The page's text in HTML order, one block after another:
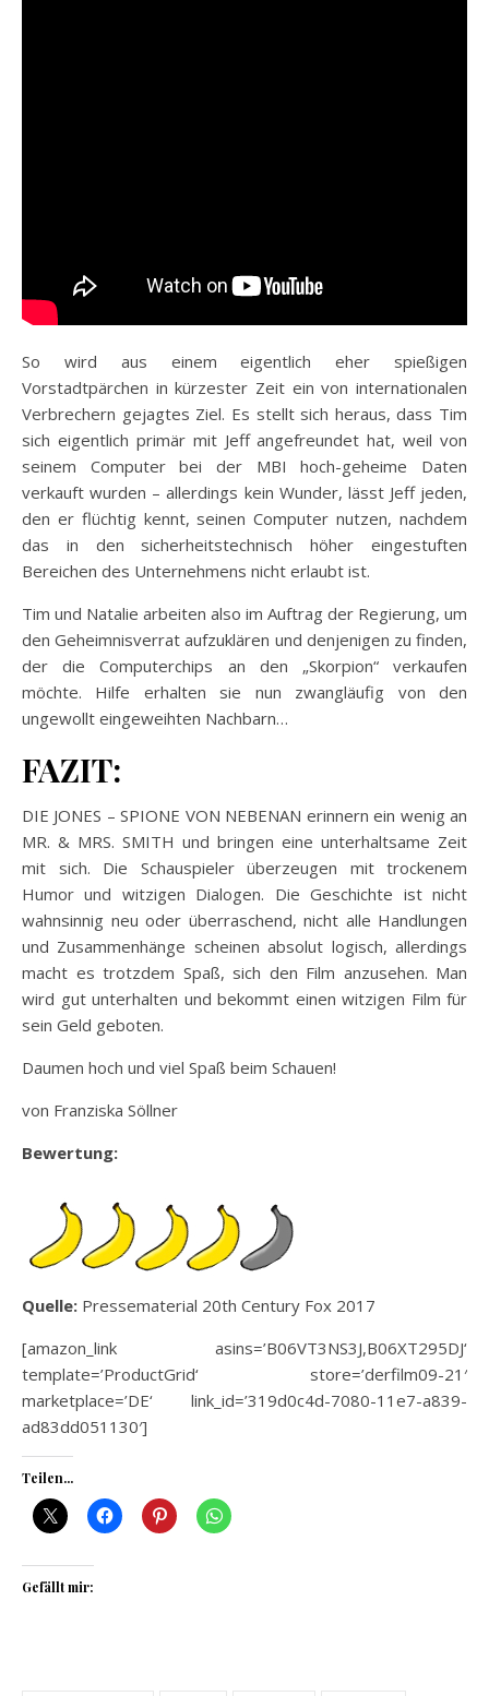
So wird aus einem eigentlich eher spießigen
Vorstadtpärchen in kürzester Zeit ein von internationalen
Verbrechern gejagtes Ziel. Es stellt sich heraus, dass Tim
sich eigentlich primär mit Jeff angefreundet hat, weil von
seinem Computer bei der MBI hoch-geheime Daten
verkauft wurden – allerdings kein Wunder, lässt Jeff jeden,
den er flüchtig kennt, seinen Computer nutzen, nachdem
das in den sicherheitstechnisch höher eingestuften
Bereichen des Unternehmens nicht erlaubt ist.
Tim und Natalie arbeiten also im Auftrag der Regierung, um
den Geheimnisverrat aufzuklären und denjenigen zu finden,
der die Computerchips an den „Skorpion“ verkaufen
möchte. Hilfe erhalten sie nun zwangläufig von den
ungewollt eingeweihten Nachbarn…
FAZIT:
DIE JONES – SPIONE VON NEBENAN erinnern ein wenig an
MR. & MRS. SMITH und bringen eine unterhaltsame Zeit
mit sich. Die Schauspieler überzeugen mit trockenem
Humor und witzigen Dialogen. Die Geschichte ist nicht
wahnsinnig neu oder überraschend, nicht alle Handlungen
und Zusammenhänge scheinen absolut logisch, allerdings
macht es trotzdem Spaß, sich den Film anzusehen. Man
wird gut unterhalten und bekommt einen witzigen Film für
sein Geld geboten.
Daumen hoch und viel Spaß beim Schauen!
von Franziska Söllner
Bewertung:
Quelle: Pressematerial 20th Century Fox 2017
[amazon_link asins=’B06VT3NS3J,B06XT295DJ‘
template=’ProductGrid‘ store=’derfilm09-21′
marketplace=’DE‘ link_id=’319d0c4d-7080-11e7-a839-
ad83dd051130′]
Teilen...
Gefällt mir: